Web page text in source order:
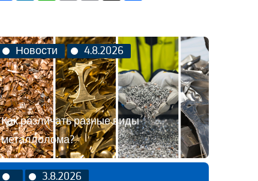
Новости 4.8.2026
Как различать разные виды
металлолома?
3.8.2026